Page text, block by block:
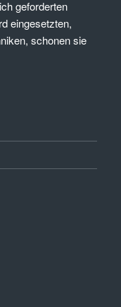
geforderten
eingesetzten,
schonen sie